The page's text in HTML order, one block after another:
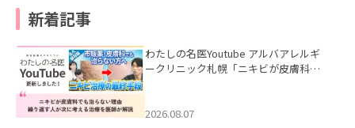
新着記事
わたしの名医Youtube アルバアレルギ
ークリニック札幌「ニキビが皮膚科で
ました。
2026.08.07